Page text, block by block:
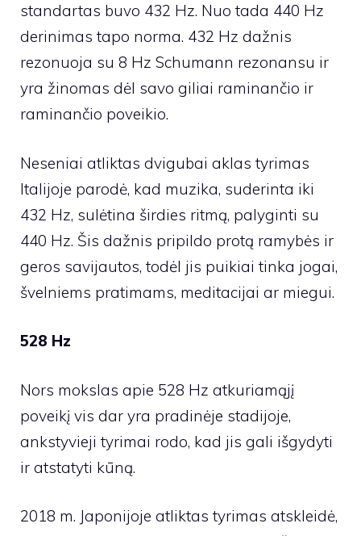
standartas buvo 432 Hz. Nuo tada 440 Hz
derinimas tapo norma. 432 Hz dažnis
rezonuoja su 8 Hz Schumann rezonansu ir
yra žinomas dėl savo giliai raminančio ir
raminančio poveikio.
Neseniai atliktas dvigubai aklas tyrimas
Italijoje parodė, kad muzika, suderinta iki
432 Hz, sulėtina širdies ritmą, palyginti su
440 Hz. Šis dažnis pripildo protą ramybės ir
geros savijautos, todėl jis puikiai tinka jogai,
švelniems pratimams, meditacijai ar miegui.
528 Hz
Nors mokslas apie 528 Hz atkuriamąjį
poveikį vis dar yra pradinėje stadijoje,
ankstyvieji tyrimai rodo, kad jis gali išgydyti
ir atstatyti kūną.
2018 m. Japonijoje atliktas tyrimas atskleidė,